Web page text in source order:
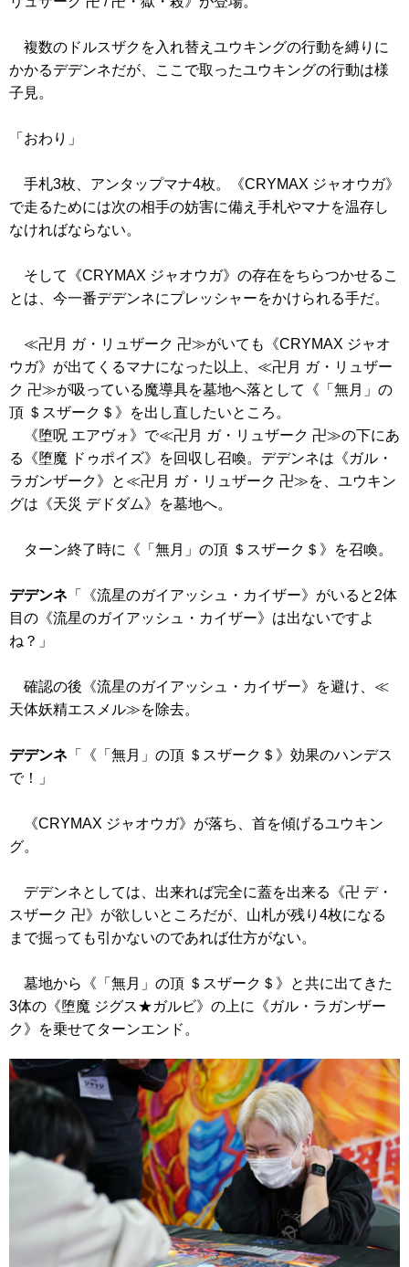
複数のドルスザクを入れ替えユウキングの行動を縛りに
かかるデデンネだが、ここで取ったユウキングの行動は様
子見。
「おわり」
手札3枚、アンタップマナ4枚。
《CRYMAX ジャオウガ》
で走るためには次の相手の妨害に備え手札やマナを温存し
なければならない。
そして 《CRYMAX ジャオウガ》 の存在をちらつかせるこ
とは、今一番デデンネにプレッシャーをかけられる手だ。
≪卍月 ガ・リュザーク 卍≫がいても
《CRYMAX ジャオ
ウガ》 が出てくるマナになった以上、≪卍月 ガ・リュザー
ク 卍≫が吸っている魔導具を墓地へ落として
《「無月」の
頂 ＄スザーク＄》
を出し直したいところ。
《堕呪 エアヴォ》 で≪卍月 ガ・リュザーク 卍≫の下にあ
る
《堕魔 ドゥポイズ》 を回収し召喚。デデンネは 《ガル・
ラガンザーク》
と≪卍月 ガ・リュザーク 卍≫を、ユウキン
グは 《天災 デドダム》 を墓地へ。
ターン終了時に 《「無月」の頂 ＄スザーク＄》 を召喚。
デデンネ 「 《流星のガイアッシュ・カイザー》 がいると2体
目の 《流星のガイアッシュ・カイザー》 は出ないですよ
ね？」
確認の後 《流星のガイアッシュ・カイザー》
を避け、≪
天体妖精エスメル≫を除去。
デデンネ 「 《「無月」の頂 ＄スザーク＄》 効果のハンデス
で！」
《CRYMAX ジャオウガ》 が落ち、首を傾げるユウキン
グ。
デデンネとしては、出来れば完全に蓋を出来る
《卍 デ・
スザーク 卍》 が欲しいところだが、山札が残り4枚になる
まで掘っても引かないのであれば仕方がない。
墓地から 《「無月」の頂 ＄スザーク＄》
と共に出てきた
3体の 《堕魔 ジグス★ガルビ》 の上に
《ガル・ラガンザー
ク》
を乗せてターンエンド。